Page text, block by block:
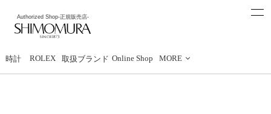
Authorized Shop-正規販売店-
時計 ROLEX 取扱ブランド Online Shop MORE
t
a